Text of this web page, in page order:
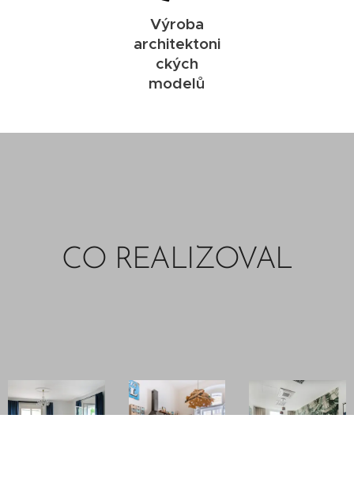
Výroba
architektoni
ckých
modelů
CO REALIZOVAL